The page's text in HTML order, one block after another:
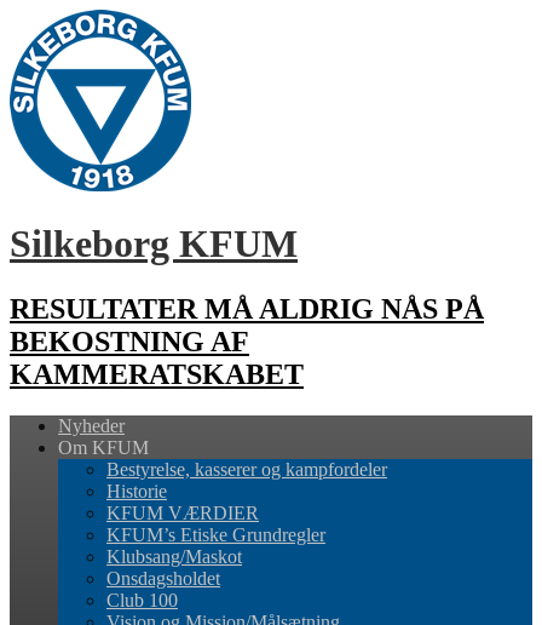
Silkeborg KFUM
RESULTATER MÅ ALDRIG NÅS PÅ
BEKOSTNING AF
KAMMERATSKABET
Nyheder
Om KFUM
Bestyrelse, kasserer og kampfordeler
Historie
KFUM VÆRDIER
KFUM’s Etiske Grundregler
Klubsang/Maskot
Onsdagsholdet
Club 100